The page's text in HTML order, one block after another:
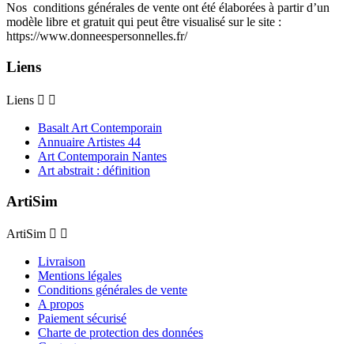
Nos conditions générales de vente ont été élaborées à partir d’un
modèle libre et gratuit qui peut être visualisé sur le site :
https://www.donneespersonnelles.fr/
Liens
Liens  
Basalt Art Contemporain
Annuaire Artistes 44
Art Contemporain Nantes
Art abstrait : définition
ArtiSim
ArtiSim  
Livraison
Mentions légales
Conditions générales de vente
A propos
Paiement sécurisé
Charte de protection des données